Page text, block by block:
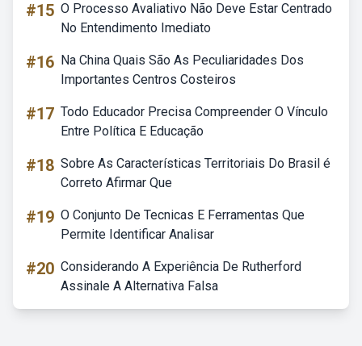
#15 O Processo Avaliativo Não Deve Estar Centrado
No Entendimento Imediato
#16 Na China Quais São As Peculiaridades Dos
Importantes Centros Costeiros
#17 Todo Educador Precisa Compreender O Vínculo
Entre Política E Educação
#18 Sobre As Características Territoriais Do Brasil é
Correto Afirmar Que
#19 O Conjunto De Tecnicas E Ferramentas Que
Permite Identificar Analisar
#20 Considerando A Experiência De Rutherford
Assinale A Alternativa Falsa